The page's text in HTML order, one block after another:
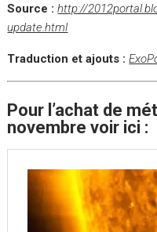
Source :http://
update.html
Traduction et ajouts :
Pour l’achat de
novembre voir ici :